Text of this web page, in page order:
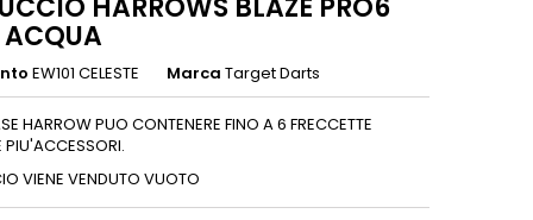
HARROWS BLAZE PRO6
ACQUA
EW101 CELESTE Marca Target Darts
HARROW PUO CONTENERE FINO A 6 FRECCETTE
PIU'ACCESSORI.
VIENE VENDUTO VUOTO